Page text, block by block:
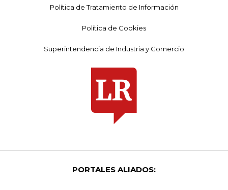
Política de Tratamiento de Información
Política de Cookies
Superintendencia de Industria y Comercio
PORTALES ALIADOS: